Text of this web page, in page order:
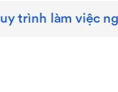
trình làm việc